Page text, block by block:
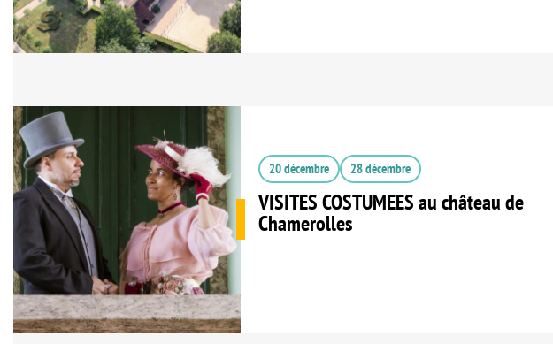
20 décembre 28 décembre
VISITES COSTUMEES au château de
Chamerolles